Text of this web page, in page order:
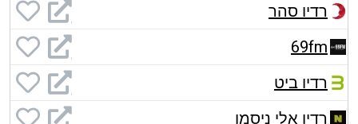
רדיו סהר
69fm
רדיו ביט
רדיו אלי ניסמן